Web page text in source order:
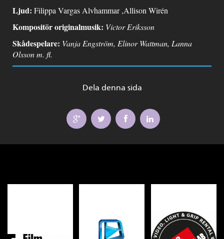
Ljud: Filippa Vargas Alvhammar ,Allison Wirén
Kompositör originalmusik: Victor Eriksson
Skådespelare: Vanja Engström, Elinor Wattman, Lanna
Olsson m. fl.
Dela denna sida